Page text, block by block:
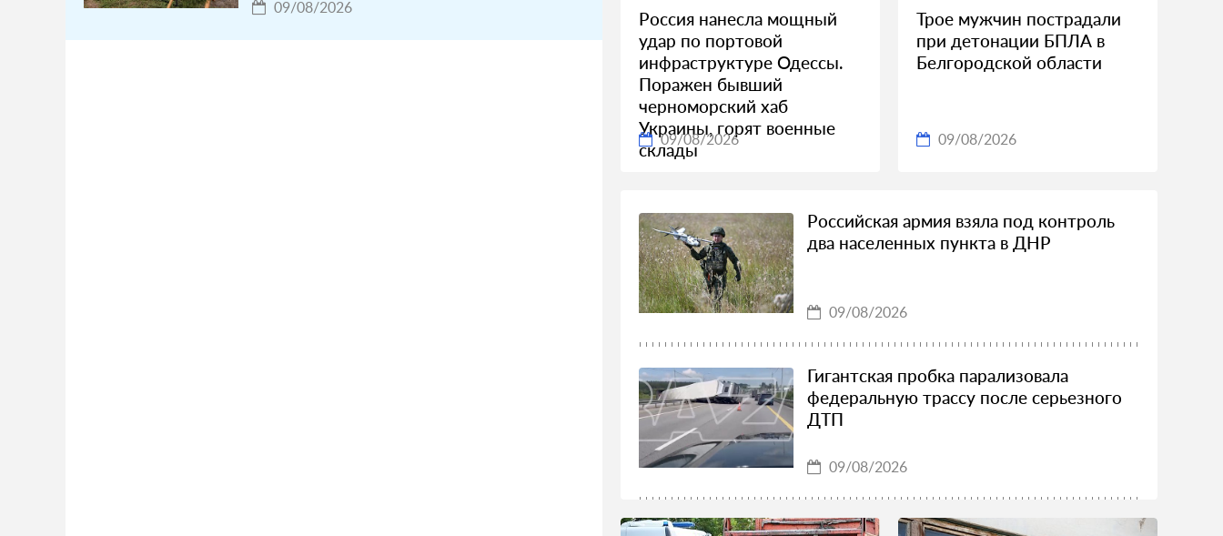
09/08/2026
Россия нанесла мощный
удар по портовой
инфраструктуре Одессы.
Поражен бывший
черноморский хаб
Украины, горят военные
склады
09/08/2026
Трое мужчин пострадали
при детонации БПЛА в
Белгородской области
09/08/2026
Российская армия взяла под контроль
два населенных пункта в ДНР
09/08/2026
Гигантская пробка парализовала
федеральную трассу после серьезного
ДТП
09/08/2026